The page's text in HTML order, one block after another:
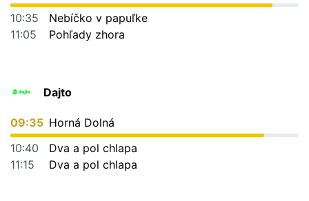
10:35
Nebíčko v papuľke
11:05
Pohľady zhora
Dajto
09:35 Horná Dolná
10:40
Dva a pol chlapa
11:15
Dva a pol chlapa